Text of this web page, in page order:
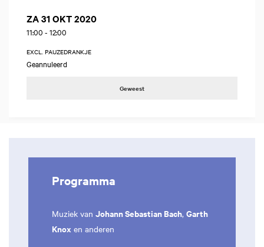
ZA 31 OKT 2020
11:00 - 12:00
EXCL. PAUZEDRANKJE
Geannuleerd
Geweest
Programma
Muziek van Johann Sebastian Bach, Garth
Knox en anderen